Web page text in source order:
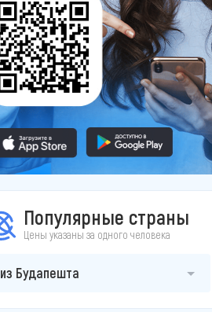
Популярные страны
Цены указаны за одного человека
из Будапешта